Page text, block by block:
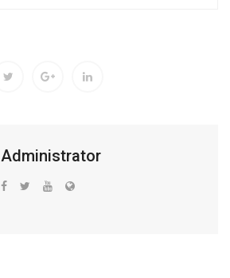
Administrator